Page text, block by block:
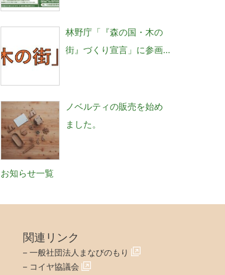
林野庁「『森の国・木の
街』づくり宣言」に参画
ノベルティの販売を始め
ました。
お知らせ一覧
関連リンク
– 一般社団法人まなびのもり
– コイヤ協議会